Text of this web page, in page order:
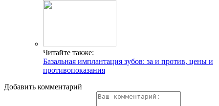
Читайте также:
Базальная имплантация зубов: за и против, цены и
противопоказания
Добавить комментарий